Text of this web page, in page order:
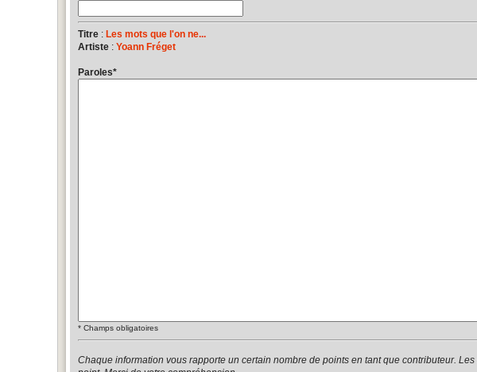
Titre : Les mots que l'on ne...
Artiste : Yoann Fréget
Paroles*
* Champs obligatoires
Chaque information vous rapporte un certain nombre de points en tant que contributeur.